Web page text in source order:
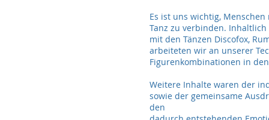
Es ist uns wichtig,
Tanz zu verbinden.
mit den Tänzen Discofox,
arbeiteten wir an unserer
Figurenkombinationen in
Weitere Inhalte waren der
sowie der gemeinsame
den